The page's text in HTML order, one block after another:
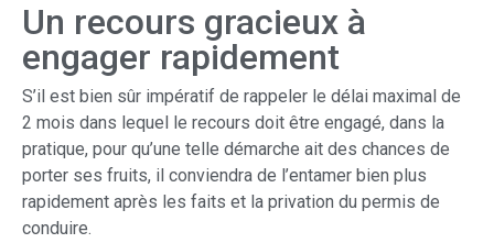
Un recours gracieux à
engager rapidement
S’il est bien sûr impératif de rappeler le délai maximal de
2 mois dans lequel le recours doit être engagé, dans la
pratique, pour qu’une telle démarche ait des chances de
porter ses fruits, il conviendra de l’entamer bien plus
rapidement après les faits et la privation du permis de
conduire.